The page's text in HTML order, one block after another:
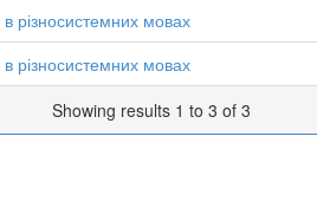
різносистемних мовах
різносистемних мовах
Showing results 1 to 3 of 3